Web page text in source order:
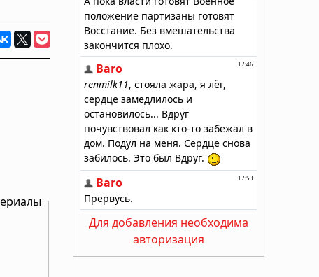
Для добавления необходима
авторизация